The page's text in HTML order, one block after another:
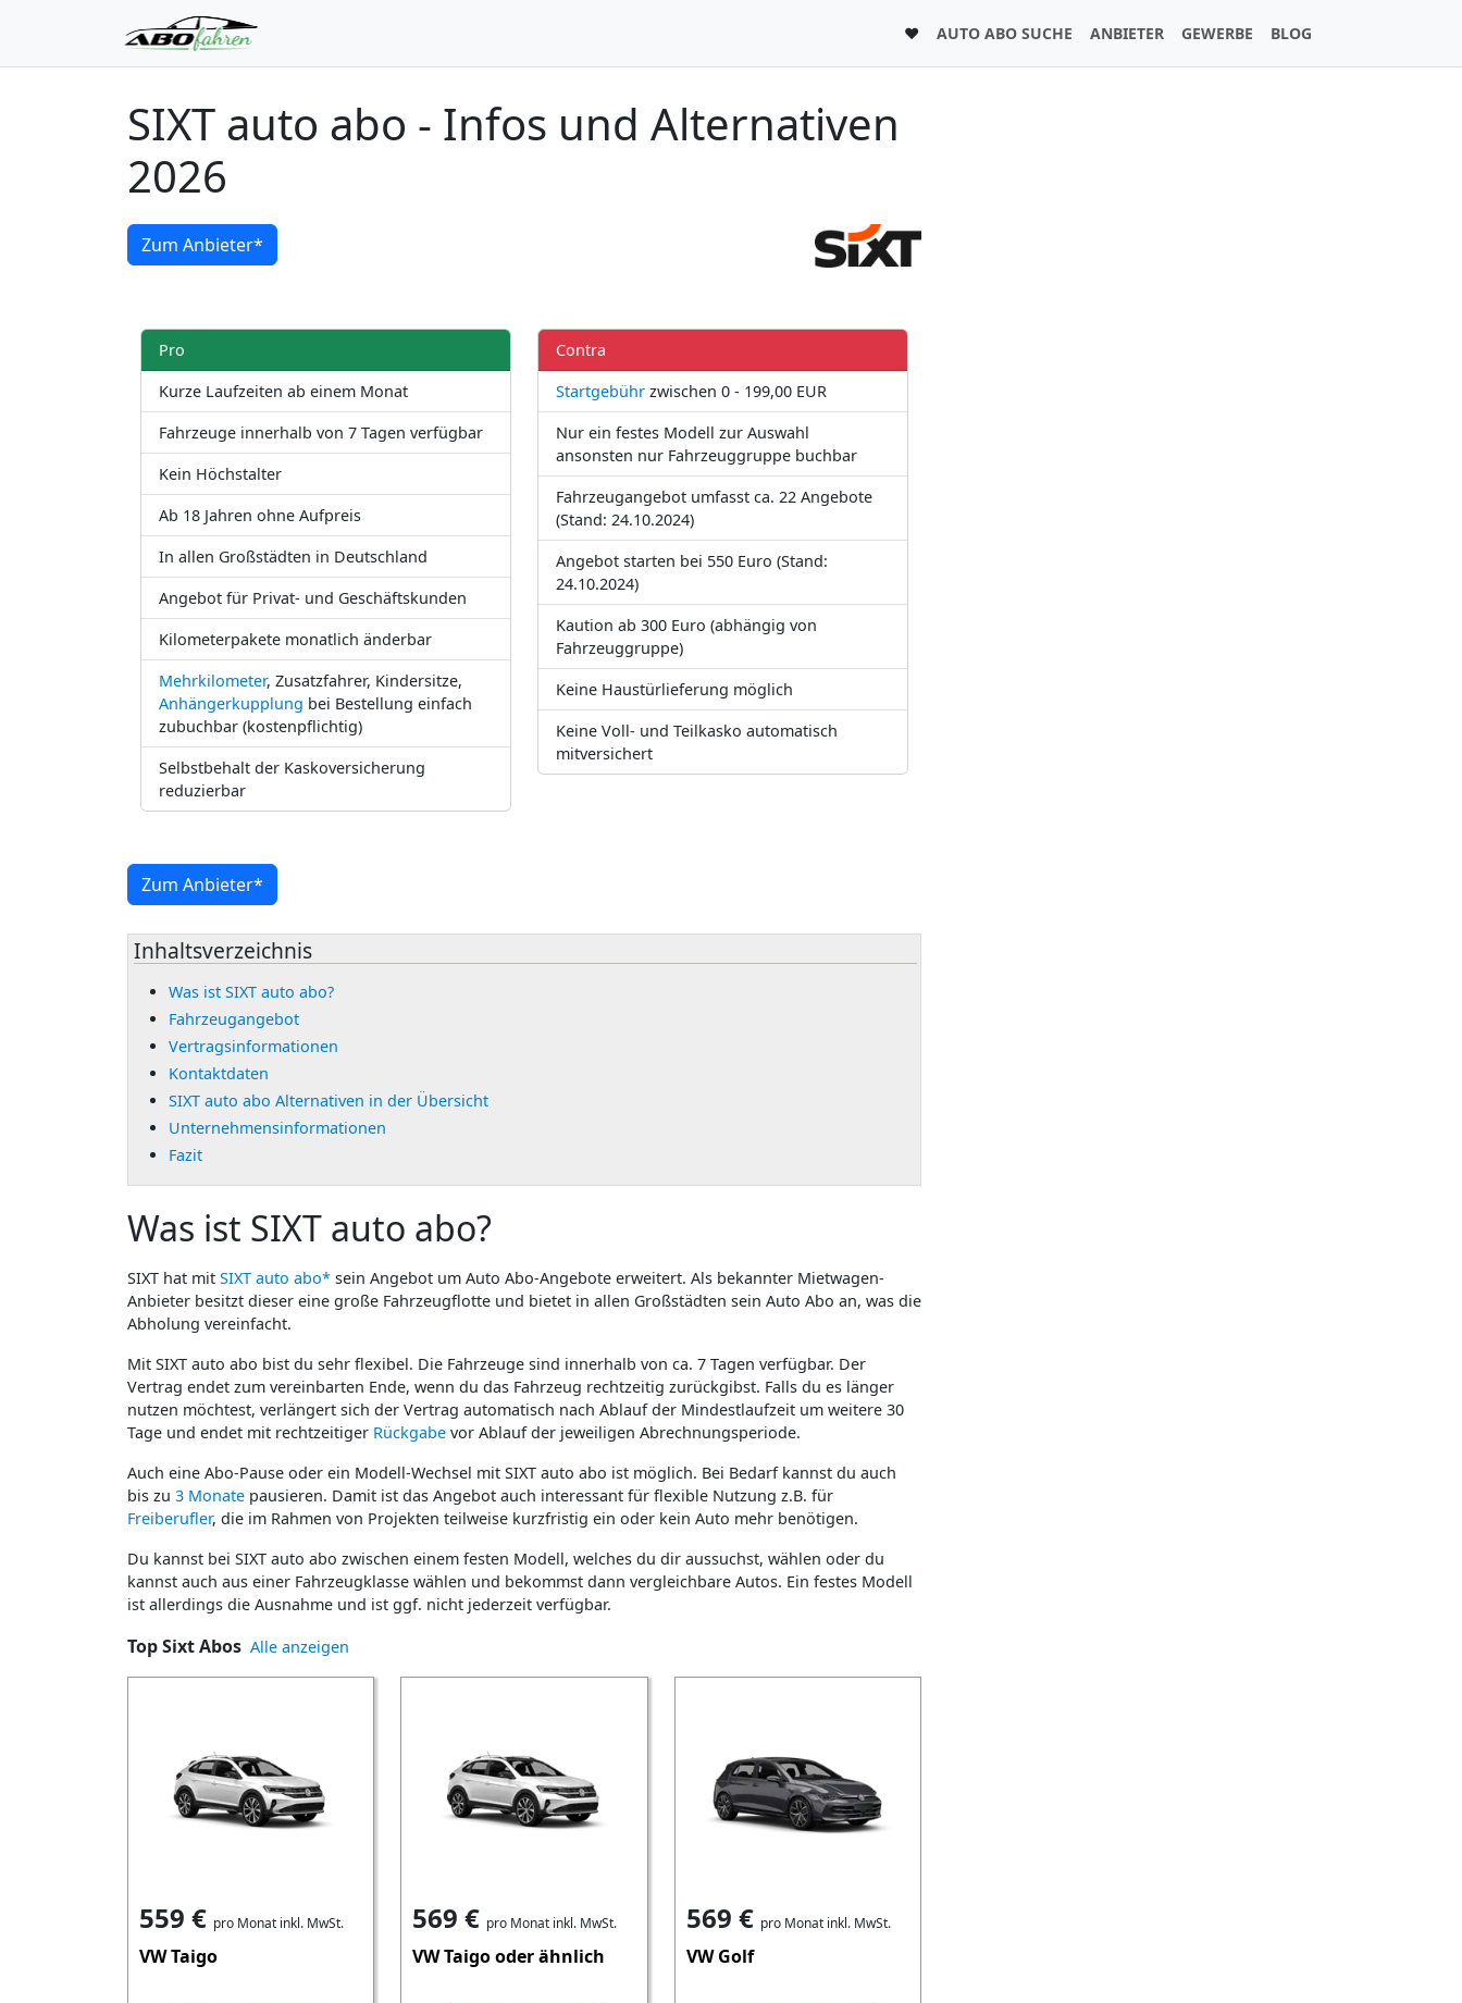
♥ AUTO ABO SUCHE ANBIETER GEWERBE BLOG
SIXT auto abo - Infos und Alternativen
2026
Zum Anbieter*
Pro
Kurze Laufzeiten ab einem Monat
Fahrzeuge innerhalb von 7 Tagen verfügbar
Kein Höchstalter
Ab 18 Jahren ohne Aufpreis
In allen Großstädten in Deutschland
Angebot für Privat- und Geschäftskunden
Kilometerpakete monatlich änderbar
Mehrkilometer, Zusatzfahrer, Kindersitze,
Anhängerkupplung bei Bestellung einfach
zubuchbar (kostenpflichtig)
Selbstbehalt der Kaskoversicherung
reduzierbar
Contra
Startgebühr zwischen 0 - 199,00 EUR
Nur ein festes Modell zur Auswahl
ansonsten nur Fahrzeuggruppe buchbar
Fahrzeugangebot umfasst ca. 22 Angebote
(Stand: 24.10.2024)
Angebot starten bei 550 Euro (Stand:
24.10.2024)
Kaution ab 300 Euro (abhängig von
Fahrzeuggruppe)
Keine Haustürlieferung möglich
Keine Voll- und Teilkasko automatisch
mitversichert
Zum Anbieter*
Inhaltsverzeichnis
Was ist SIXT auto abo?
Fahrzeugangebot
Vertragsinformationen
Kontaktdaten
SIXT auto abo Alternativen in der Übersicht
Unternehmensinformationen
Fazit
Was ist SIXT auto abo?
SIXT hat mit SIXT auto abo* sein Angebot um Auto Abo-Angebote erweitert. Als bekannter Mietwagen-
Anbieter besitzt dieser eine große Fahrzeugflotte und bietet in allen Großstädten sein Auto Abo an, was die
Abholung vereinfacht.
Mit SIXT auto abo bist du sehr flexibel. Die Fahrzeuge sind innerhalb von ca. 7 Tagen verfügbar. Der
Vertrag endet zum vereinbarten Ende, wenn du das Fahrzeug rechtzeitig zurückgibst. Falls du es länger
nutzen möchtest, verlängert sich der Vertrag automatisch nach Ablauf der Mindestlaufzeit um weitere 30
Tage und endet mit rechtzeitiger Rückgabe vor Ablauf der jeweiligen Abrechnungsperiode.
Auch eine Abo-Pause oder ein Modell-Wechsel mit SIXT auto abo ist möglich. Bei Bedarf kannst du auch
bis zu 3 Monate pausieren. Damit ist das Angebot auch interessant für flexible Nutzung z.B. für
Freiberufler, die im Rahmen von Projekten teilweise kurzfristig ein oder kein Auto mehr benötigen.
Du kannst bei SIXT auto abo zwischen einem festen Modell, welches du dir aussuchst, wählen oder du
kannst auch aus einer Fahrzeugklasse wählen und bekommst dann vergleichbare Autos. Ein festes Modell
ist allerdings die Ausnahme und ist ggf. nicht jederzeit verfügbar.
Top Sixt Abos Alle anzeigen
559 € pro Monat inkl. MwSt.
VW Taigo
569€ pro Monat inkl. MwSt.
VW Taigo oder ähnlich
569 € pro Monat inkl. MwSt.
VW Golf